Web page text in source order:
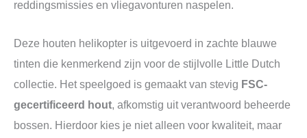
reddingsmissies en vliegavonturen naspelen.
Deze houten helikopter is uitgevoerd in zachte blauwe
tinten die kenmerkend zijn voor de stijlvolle Little Dutch
collectie. Het speelgoed is gemaakt van stevig FSC-
gecertificeerd hout, afkomstig uit verantwoord beheerde
bossen. Hierdoor kies je niet alleen voor kwaliteit, maar